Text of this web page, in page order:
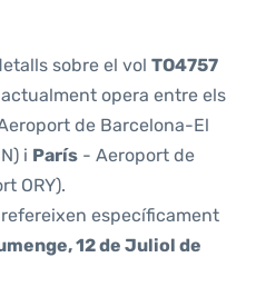
sobre el vol TO4757
opera entre els
de Barcelona-El
i París - Aeroport de
ORY).
específicament
12 de Juliol de